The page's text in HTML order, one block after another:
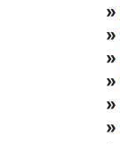
»
»
»
»
»
»